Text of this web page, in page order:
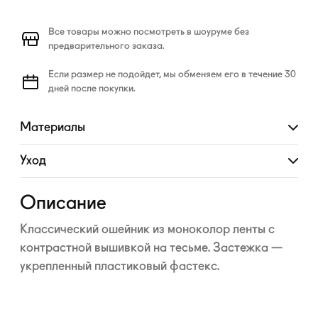
Все товары можно посмотреть в шоуруме без
предварительного заказа.
Если размер не подойдет, мы обменяем его в течение 30
дней после покупки.
Материалы
Развернуть
Уход
Развернуть
Описание
Классический ошейник из моноколор ленты с
контрастной вышивкой на тесьме. Застежка —
укрепленный пластиковый фастекс.